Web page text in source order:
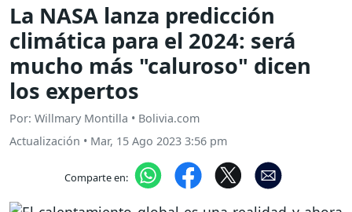
La NASA lanza predicción
climática para el 2024: será
mucho más "caluroso" dicen
los expertos
Por: Willmary Montilla • Bolivia.com
Actualización • Mar, 15 Ago 2023 3:56 pm
Comparte en: